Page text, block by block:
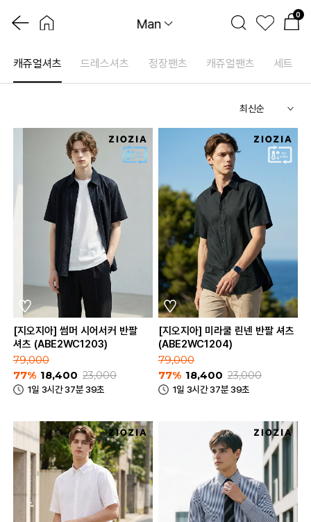
0
Man
캐쥬얼셔츠 드레스셔츠 정장팬츠 캐쥬얼팬츠 세트
[지오지아] 썸머 시어서커 반팔
셔츠 (ABE2WC1203)
79,000
77% 18,400 23,000
1일 3시간 37분 39초
[지오지아] 미라쿨 린넨 반팔 셔츠
(ABE2WC1204)
79,000
77% 18,400 23,000
1일 3시간 37분 39초